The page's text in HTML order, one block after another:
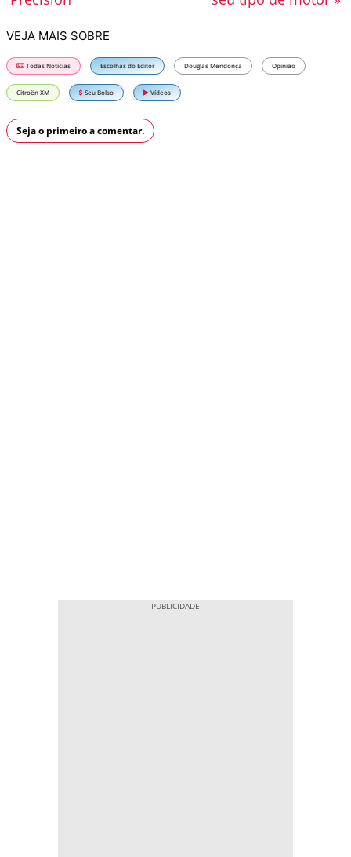
VEJA MAIS SOBRE
Todas Notícias Escolhas do Editor Douglas Mendonça Opinião
Citroën XM Seu Bolso Vídeos
Seja o primeiro a comentar.